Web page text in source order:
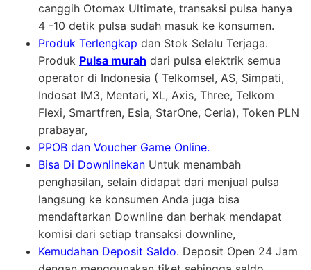
canggih Otomax Ultimate, transaksi pulsa hanya
4 -10 detik pulsa sudah masuk ke konsumen.
Produk Terlengkap dan Stok Selalu Terjaga.
Produk Pulsa murah dari pulsa elektrik semua
operator di Indonesia ( Telkomsel, AS, Simpati,
Indosat IM3, Mentari, XL, Axis, Three, Telkom
Flexi, Smartfren, Esia, StarOne, Ceria), Token PLN
prabayar,
PPOB dan Voucher Game Online.
Bisa Di Downlinekan Untuk menambah
penghasilan, selain didapat dari menjual pulsa
langsung ke konsumen Anda juga bisa
mendaftarkan Downline dan berhak mendapat
komisi dari setiap transaksi downline,
Kemudahan Deposit Saldo. Deposit Open 24 Jam